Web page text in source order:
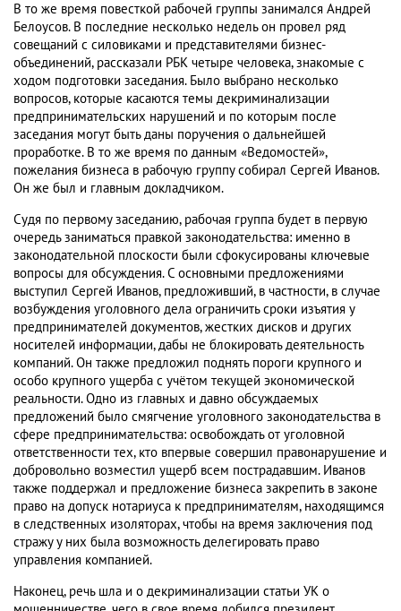
В то же время повесткой рабочей группы занимался Андрей
Белоусов. В последние несколько недель он провел ряд
совещаний с силовиками и представителями бизнес-
объединений, рассказали РБК четыре человека, знакомые с
ходом подготовки заседания. Было выбрано несколько
вопросов, которые касаются темы декриминализации
предпринимательских нарушений и по которым после
заседания могут быть даны поручения о дальнейшей
проработке. В то же время по данным «Ведомостей»,
пожелания бизнеса в рабочую группу собирал Сергей Иванов.
Он же был и главным докладчиком.
Судя по первому заседанию, рабочая группа будет в первую
очередь заниматься правкой законодательства: именно в
законодательной плоскости были сфокусированы ключевые
вопросы для обсуждения. С основными предложениями
выступил Сергей Иванов, предложивший, в частности, в случае
возбуждения уголовного дела ограничить сроки изъятия у
предпринимателей документов, жестких дисков и других
носителей информации, дабы не блокировать деятельность
компаний. Он также предложил поднять пороги крупного и
особо крупного ущерба с учётом текущей экономической
реальности. Одно из главных и давно обсуждаемых
предложений было смягчение уголовного законодательства в
сфере предпринимательства: освобождать от уголовной
ответственности тех, кто впервые совершил правонарушение и
добровольно возместил ущерб всем пострадавшим. Иванов
также поддержал и предложение бизнеса закрепить в законе
право на допуск нотариуса к предпринимателям, находящимся
в следственных изоляторах, чтобы на время заключения под
стражу у них была возможность делегировать право
управления компанией.
Наконец, речь шла и о декриминализации статьи УК о